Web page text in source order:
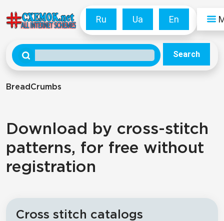
Ru Ua En
Search
BreadCrumbs
Download by cross-stitch
patterns, for free without
registration
Cross stitch catalogs